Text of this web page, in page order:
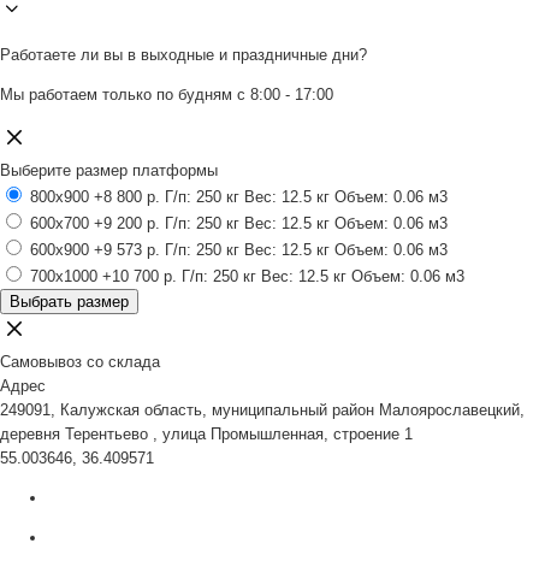
Работаете ли вы в выходные и праздничные дни?
Мы работаем только по будням с 8:00 - 17:00
Выберите размер платформы
800x900 +8 800 р. Г/п: 250 кг Вес: 12.5 кг Объем: 0.06 м3
600x700 +9 200 р. Г/п: 250 кг Вес: 12.5 кг Объем: 0.06 м3
600x900 +9 573 р. Г/п: 250 кг Вес: 12.5 кг Объем: 0.06 м3
700x1000 +10 700 р. Г/п: 250 кг Вес: 12.5 кг Объем: 0.06 м3
Выбрать размер
Самовывоз со склада
Адрес
249091, Калужская область, муниципальный район Малоярославецкий,
деревня Терентьево , улица Промышленная, строение 1
55.003646, 36.409571